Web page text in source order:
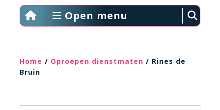
Open menu
Home / Oproepen dienstmaten / Rines de
Bruin